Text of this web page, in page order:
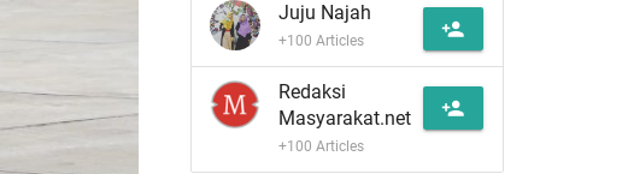
Juju Najah
+100 Articles person_add
Redaksi
Masyarakat.net
+100 Articles
person_add